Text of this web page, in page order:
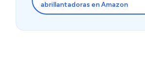
abrillantadoras en Amazon